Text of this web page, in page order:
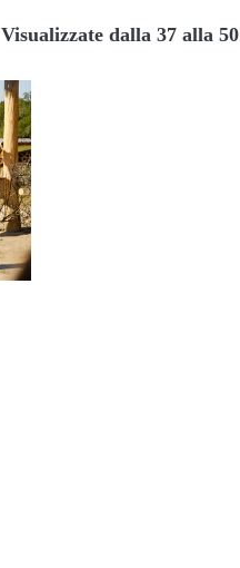
Visualizzate dalla 37 alla 50